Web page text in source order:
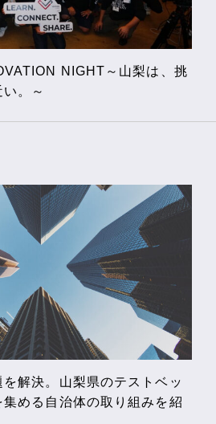
NIGHT～山梨は、挑
。～
解決。山梨県のテストベッ
集める自治体の取り組みを紹